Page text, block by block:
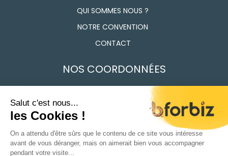
QUI SOMMES NOUS ?
NOTRE CONVENTION
CONTACT
NOS COORDONNÉES
7 Route des Frères Lumière, 91160 Longjumeau
Du Lundi au vendredi 9h - 12h / 14h - 18h